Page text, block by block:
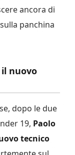
ancora di
panchina
nuovo
dopo le due
19, Paolo
tecnico